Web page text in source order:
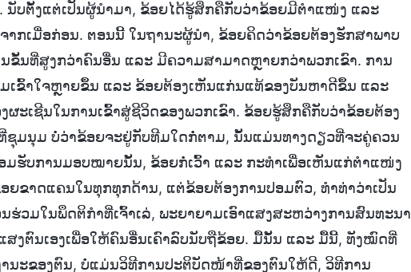
ນັບຕັ້ງແຕ່ເປັນຜູ້ນຳມາ, ຂ້ອຍໄດ້ຮູ້ສຶກຄືກັບວ່າຂ້ອຍມີຕຳແໜ່ງ ແລະ
ກເມື່ອກ່ອນ. ຕອນນີ້ ໃນຖານະຜູ້ນຳ, ຂ້ອຍຄິດວ່າຂ້ອຍຕ້ອງຮັກສາພາບ
ຂັ້ນທີ່ສູງກວ່າຄົນອື່ນ ແລະ ມີຄວາມສາມາດຫຼາຍກວ່າພວກເຂົາ. ການ
ເຂົ້າໃຈຫຼາຍຂຶ້ນ ແລະ ຂ້ອຍຕ້ອງເຫັນແກ່ນແທ້ຂອງບັນຫາດີຂຶ້ນ ແລະ
ຜະເຊີນໃນການເຂົ້າສູ່ຊີວິດຂອງພວກເຂົາ. ຂ້ອຍຮູ້ສຶກຄືກັບວ່າຂ້ອຍຕ້ອງ
ຊຸມນຸມ ບໍ່ວ່າຂ້ອຍຈະຢູ່ກັບທີມໃດກໍ່ຕາມ, ນັ້ນແມ່ນທາງດຽວທີ່ຈະຄູ່ຄວນ
ຮັບການມອບໝາຍນັ້ນ, ຂ້ອຍກໍ່ເວົ້າ ແລະ ກະທຳເພື່ອເຫັນແກ່ຕຳແໜ່ງ
ຍຂາດແຄນໃນທຸກທຸກດ້ານ, ແຕ່ຂ້ອຍຕ້ອງການປອມຕົວ, ທຳທ່າວ່າເປັນ
ຮ່ວມໃນພຶດຕິກຳທີ່ເຈົ້າເລ່, ພະຍາຍາມເອົາແສງສະຫວ່າງການສົນທະນາ
ສງຕົນເອງເພື່ອໃຫ້ຄົນອື່ນເຄົາລົບນັບຖືຂ້ອຍ. ມື້ນັ້ນ ແລະ ມື້ນີ້, ທັງໝົດທີ່
ນະຂອງຕົນ, ບໍ່ແມ່ນວິທີການປະຕິບັດໜ້າທີ່ຂອງຕົນໃຫ້ດີ, ວິທີການ